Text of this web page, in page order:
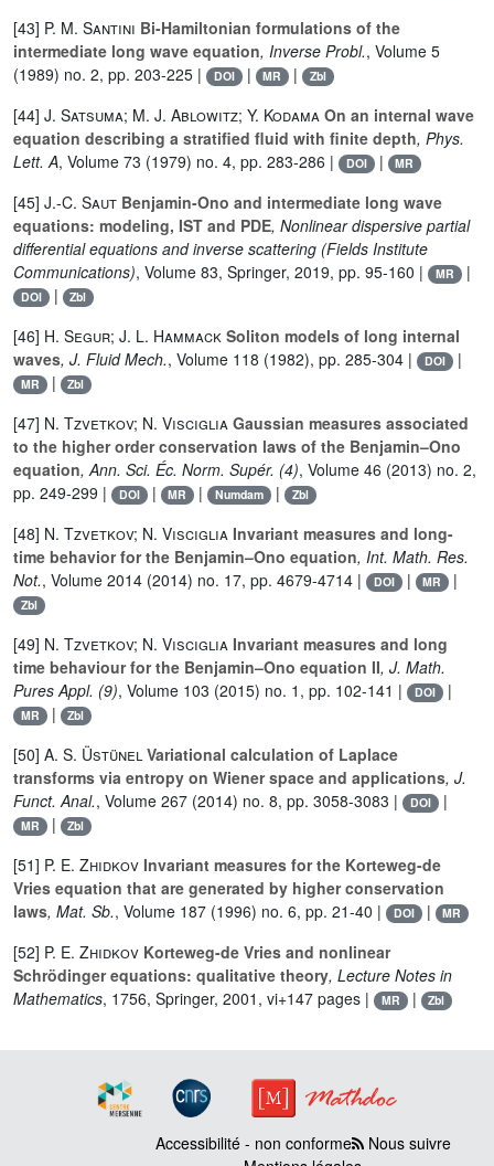
[43] P. M. Santini Bi-Hamiltonian formulations of the
intermediate long wave equation, Inverse Probl., Volume 5
(1989) no. 2, pp. 203-225 |
DOI | MR | Zbl
[44] J. Satsuma; M. J. Ablowitz; Y. Kodama On an internal wave
equation describing a stratified fluid with finite depth, Phys.
Lett. A, Volume 73 (1979) no. 4, pp. 283-286 | DOI | MR
[45] J.-C. Saut Benjamin-Ono and intermediate long wave
equations: modeling, IST and PDE, Nonlinear dispersive partial
differential equations and inverse scattering (Fields Institute
Communications), Volume 83, Springer, 2019, pp. 95-160 | MR |
DOI | Zbl
[46] H. Segur; J. L. Hammack Soliton models of long internal
waves, J. Fluid Mech., Volume 118 (1982), pp. 285-304 | DOI |
MR | Zbl
[47] N. Tzvetkov; N. Visciglia Gaussian measures associated
to the higher order conservation laws of the Benjamin–Ono
equation, Ann. Sci. Éc. Norm. Supér. (4), Volume 46 (2013) no. 2,
pp. 249-299 |
DOI | MR | Numdam | Zbl
[48] N. Tzvetkov; N. Visciglia Invariant measures and long-
time behavior for the Benjamin–Ono equation, Int. Math. Res.
Not., Volume 2014 (2014) no. 17, pp. 4679-4714 | DOI | MR |
Zbl
[49] N. Tzvetkov; N. Visciglia Invariant measures and long
time behaviour for the Benjamin–Ono equation II, J. Math.
Pures Appl. (9), Volume 103 (2015) no. 1, pp. 102-141 | DOI |
MR | Zbl
[50] A. S. ÜstünelVariational calculation of Laplace
transforms via entropy on Wiener space and applications, J.
Funct. Anal., Volume 267 (2014) no. 8, pp. 3058-3083 | DOI |
MR | Zbl
[51] P. E. Zhidkov Invariant measures for the Korteweg-de
Vries equation that are generated by higher conservation
laws, Mat. Sb., Volume 187 (1996) no. 6, pp. 21-40 | DOI | MR
[52] P. E. Zhidkov Korteweg-de Vries and nonlinear
Schrödinger equations: qualitative theory, Lecture Notes in
Mathematics, 1756, Springer, 2001, vi+147 pages | MR | Zbl
Accessibilité - non conforme Nous suivre